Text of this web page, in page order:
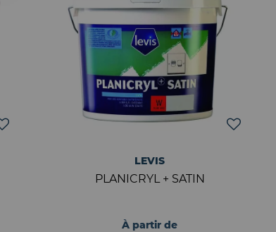
LEVIS
PLANICRYL + SATIN
À partir de